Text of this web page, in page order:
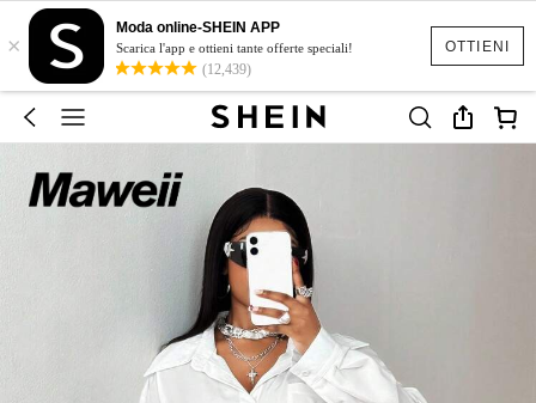
OTTIENI
×
Moda online-SHEIN APP
Scarica l'app e ottieni tante offerte speciali!
(12,439)